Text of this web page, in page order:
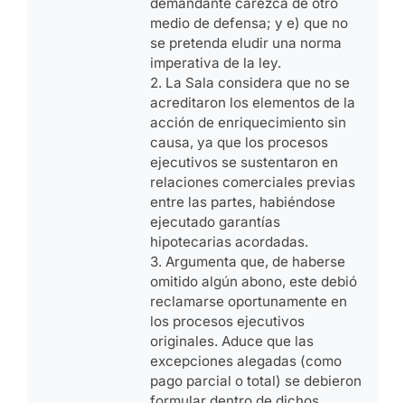
medio de defensa; y e) que no
se pretenda eludir una norma
imperativa de la ley.
2. La Sala considera que no se
acreditaron los elementos de la
acción de enriquecimiento sin
causa, ya que los procesos
ejecutivos se sustentaron en
relaciones comerciales previas
entre las partes, habiéndose
ejecutado garantías
hipotecarias acordadas.
3. Argumenta que, de haberse
omitido algún abono, este debió
reclamarse oportunamente en
los procesos ejecutivos
originales. Aduce que las
excepciones alegadas (como
pago parcial o total) se debieron